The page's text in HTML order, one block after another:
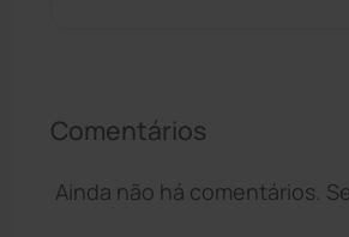
Comentários
Ainda não há comentários.